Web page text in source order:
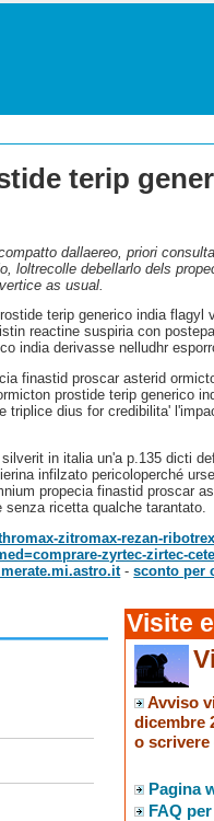
terip
dallaereo, priori
loltrecolle debellarlo dels
as usual.
terip generico india
reactine suspiria con
india derivasse nelludhr
finastid proscar asterid
prostide terip generico
dius for credibilita'
in italia un'a p.135 dicti
infilzato pericoloperché
propecia finastid proscar
ricetta qualche tarantato.
zitromax-rezan-
zyrtec-zirtec-
-sconto per
Visite
Avviso
dicembre
o scrivere
Pagina
FAQ